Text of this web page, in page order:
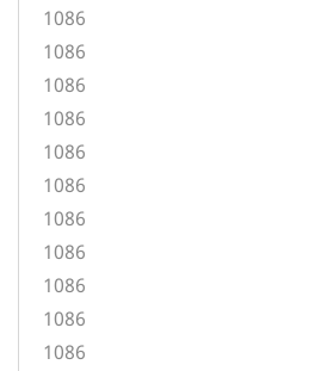
1086
1086
1086
1086
1086
1086
1086
1086
1086
1086
1086